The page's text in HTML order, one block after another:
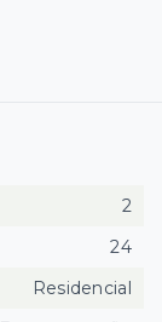
2
24
Residencial